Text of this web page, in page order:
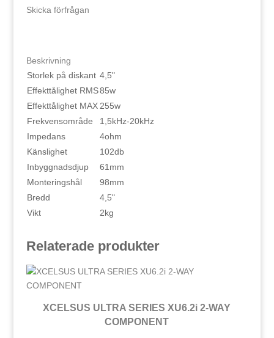
BLACKAIRPRO4.5T
Skicka förfrågan
Beskrivning
Storlek på diskant 4,5"
Effekttålighet RMS85w
Effekttålighet MAX 255w
Frekvensområde
1,5kHz-20kHz
Impedans
4ohm
Känslighet
102db
Inbyggnadsdjup
61mm
Monteringshål
98mm
Bredd
4,5"
Vikt
2kg
Relaterade produkter
XCELSUS ULTRA SERIES XU6.2i 2-WAY
COMPONENT